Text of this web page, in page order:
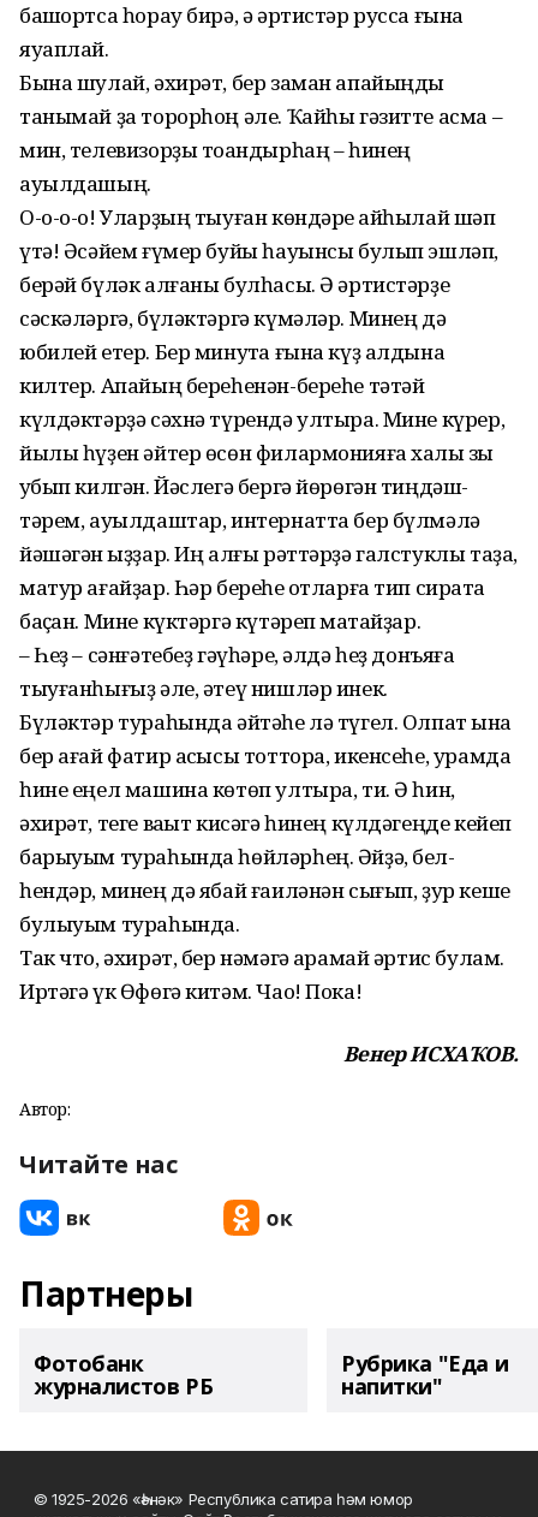
башҡортса һорау бирә, ә әртистәр русса ғына
яуаплай.
Бына шулай, әхирәт, бер заман апайыңды
танымай ҙа торорһоң әле. Ҡайһы гәзитте асма –
мин, теле­визорҙы тоҡандырһаң – һинең
ауылдашың.
О-о-о-о! Уларҙың тыуған көндәре ҡайһылай шәп
үтә! Әсәйем ғүмер буйы һауынсы булып эшләп,
берәй бүләк алғаны булһасы. Ә әртистәрҙе
сәскәләргә, бүләктәргә күмәләр. Минең дә
юбилей етер. Бер минутҡа ғына күҙ алдына
килтер. Апайың береһенән-береһе тәтәй
күлдәктәрҙә сәхнә түрендә ултыра. Мине күрер,
йылы һүҙен әйтер өсөн филар­монияға халыҡ зыҡ
ҡубып килгән. Йәслегә бергә йөрөгән тиңдәш­
тәрем, ауылдаштар, интернатта бер бүлмәлә
йәшәгән ҡыҙҙар. Иң алғы рәттәрҙә галстуклы таҙа,
матур ағайҙар. Һәр береһе ҡотларға тип сиратҡа
баҫҡан. Мине күктәргә күтәреп маҡтайҙар.
– Һеҙ – сәнғәтебеҙ гәүһәре, әлдә һеҙ донъяға
тыуғанһығыҙ әле, әтеү нишләр инек.
Бүләктәр тураһында әйтәһе лә түгел. Олпат ҡына
бер ағай фатир асҡысы тоттора, икенсеһе, урамда
һине еңел машина көтөп ултыра, ти. Ә һин,
әхирәт, теге ваҡыт кисәгә һинең күлдәгеңде кейеп
барыуым тураһында һөйләрһең. Әйҙә, бел­
һендәр, минең дә ябай ғаиләнән сығып, ҙур кеше
булыуым тураһында.
Так что, әхирәт, бер нәмәгә ҡа­рамай әртис булам.
Иртәгә үк Өфөгә китәм. Чао! Пока!
Венер ИСХАҠОВ.
Автор:
Читайте нас
Партнеры
Фотобанк
журналистов РБ
Рубрика "Еда и
напитки"
© 1925-2026 «Һәнәк» Республика сатира һәм юмор